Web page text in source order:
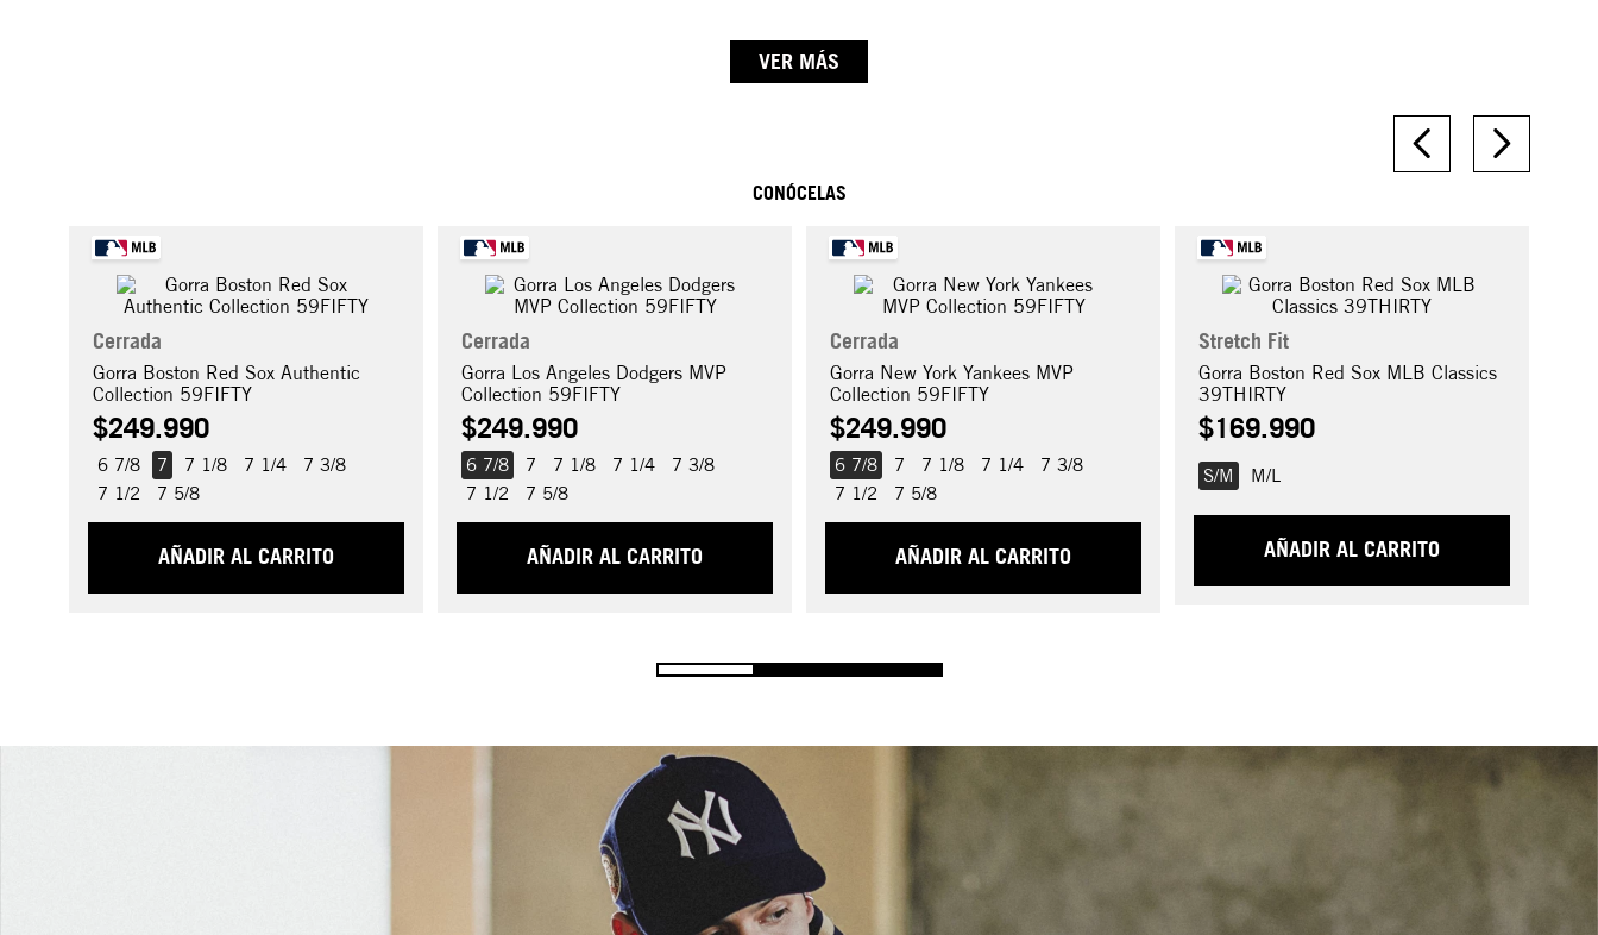
VER MÁS
CONÓCELAS
Cerrada
Gorra Boston Red Sox Authentic
Collection 59FIFTY
$249.990
7 7 1/4
7 3/8
7 1/2
7 5/8
7 1/8
6 7/8
AÑADIR AL CARRITO
Cerrada
Gorra Los Angeles Dodgers MVP
Collection 59FIFTY
$249.990
6 7/8 7 7 1/8 7 1/4
7 3/8
7 1/2
7 5/8
AÑADIR AL CARRITO
Cerrada
Gorra New York Yankees MVP
Collection 59FIFTY
$249.990
6 7/8
7
7 1/2
7 1/4
7 1/8
7 3/8
7 5/8
AÑADIR AL CARRITO
Stretch Fit
Gorra Boston Red Sox MLB Classics
39THIRTY
$169.990
S/M M/L
AÑADIR AL CARRITO